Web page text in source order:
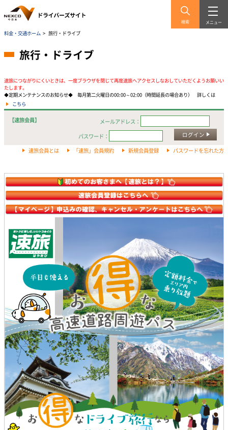
検索 メニュー
料金・交通ホーム > 旅行・ドライブ
旅行・ドライブ
速旅につながりにくいときは、一度ブラウザを閉じて再度速旅へアクセスしなおしていただくようお願いい
たします。
◆定期メンテナンスのお知らせ◆ 毎月第二火曜日の00:00～02:00（時間延長の場合あり） 詳しくは
こちら
【速旅会員】
メールアドレス：
パスワード：
ログイン
速旅会員とは 「速旅」会員規約 新規会員登録 パスワードを忘れた方